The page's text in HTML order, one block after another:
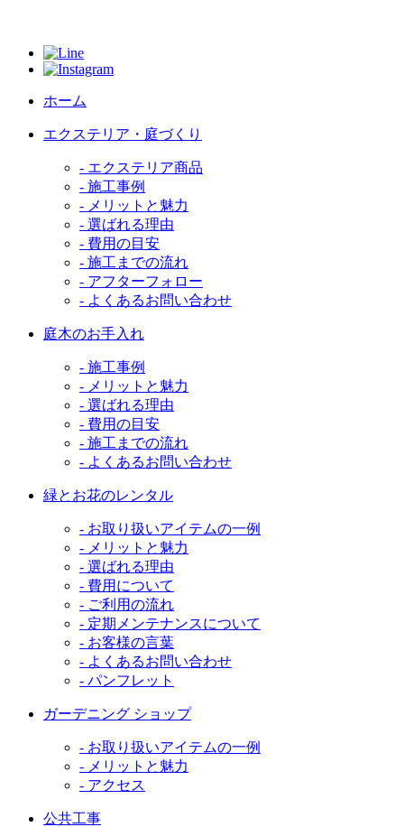
ホーム
エクステリア・庭づくり
- エクステリア商品
- 施工事例
- メリットと魅力
- 選ばれる理由
- 費用の目安
- 施工までの流れ
- アフターフォロー
- よくあるお問い合わせ
庭木のお手入れ
- 施工事例
- メリットと魅力
- 選ばれる理由
- 費用の目安
- 施工までの流れ
- よくあるお問い合わせ
緑とお花のレンタル
- お取り扱いアイテムの一例
- メリットと魅力
- 選ばれる理由
- 費用について
- ご利用の流れ
- 定期メンテナンスについて
- お客様の言葉
- よくあるお問い合わせ
- パンフレット
ガーデニング ショップ
- お取り扱いアイテムの一例
- メリットと魅力
- アクセス
公共工事